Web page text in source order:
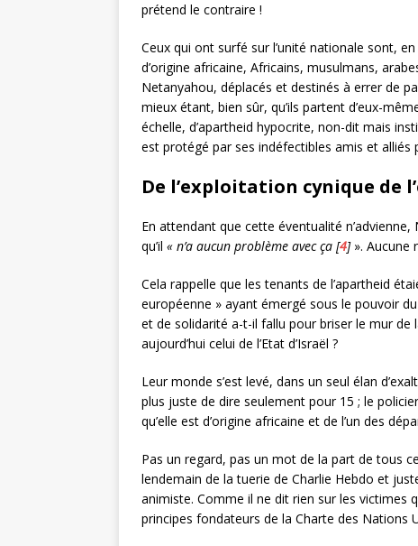
prétend le contraire !
Ceux qui ont surfé sur l’unité nationale sont,
d’origine africaine, Africains, musulmans,
Netanyahou, déplacés et destinés à errer de
mieux étant, bien sûr, qu’ils partent d’eux-
échelle, d’apartheid hypocrite, non-dit mais
est protégé par ses indéfectibles amis et alliés
De l’exploitation cynique de
En attendant que cette éventualité
qu’il « n’a aucun problème avec ça [4]». Aucune
Cela rappelle que les tenants de l’apartheid
européenne » ayant émergé sous le pouvoir
et de solidarité a-t-il fallu pour briser le mur de
aujourd’hui celui de l’Etat d’Israël ?
Leur monde s’est levé, dans un seul élan
plus juste de dire seulement pour 15 ; le
qu’elle est d’origine africaine et de l’un des
Pas un regard, pas un mot de la part de tous
lendemain de la tuerie de Charlie Hebdo et
animiste. Comme il ne dit rien sur les victimes
principes fondateurs de la Charte des Nations